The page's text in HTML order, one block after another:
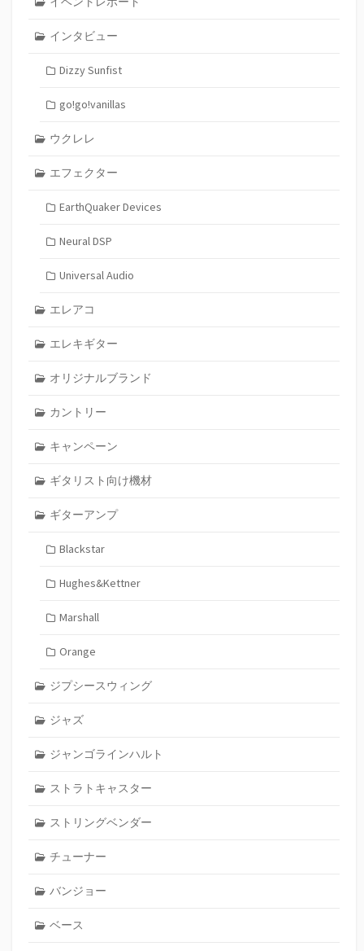
インタビュー
Dizzy Sunfist
go!go!vanillas
ウクレレ
エフェクター
EarthQuaker Devices
Neural DSP
Universal Audio
エレアコ
エレキギター
オリジナルブランド
カントリー
キャンペーン
ギタリスト向け機材
ギターアンプ
Blackstar
Hughes&Kettner
Marshall
Orange
ジプシースウィング
ジャズ
ジャンゴラインハルト
ストラトキャスター
ストリングベンダー
チューナー
バンジョー
ベース